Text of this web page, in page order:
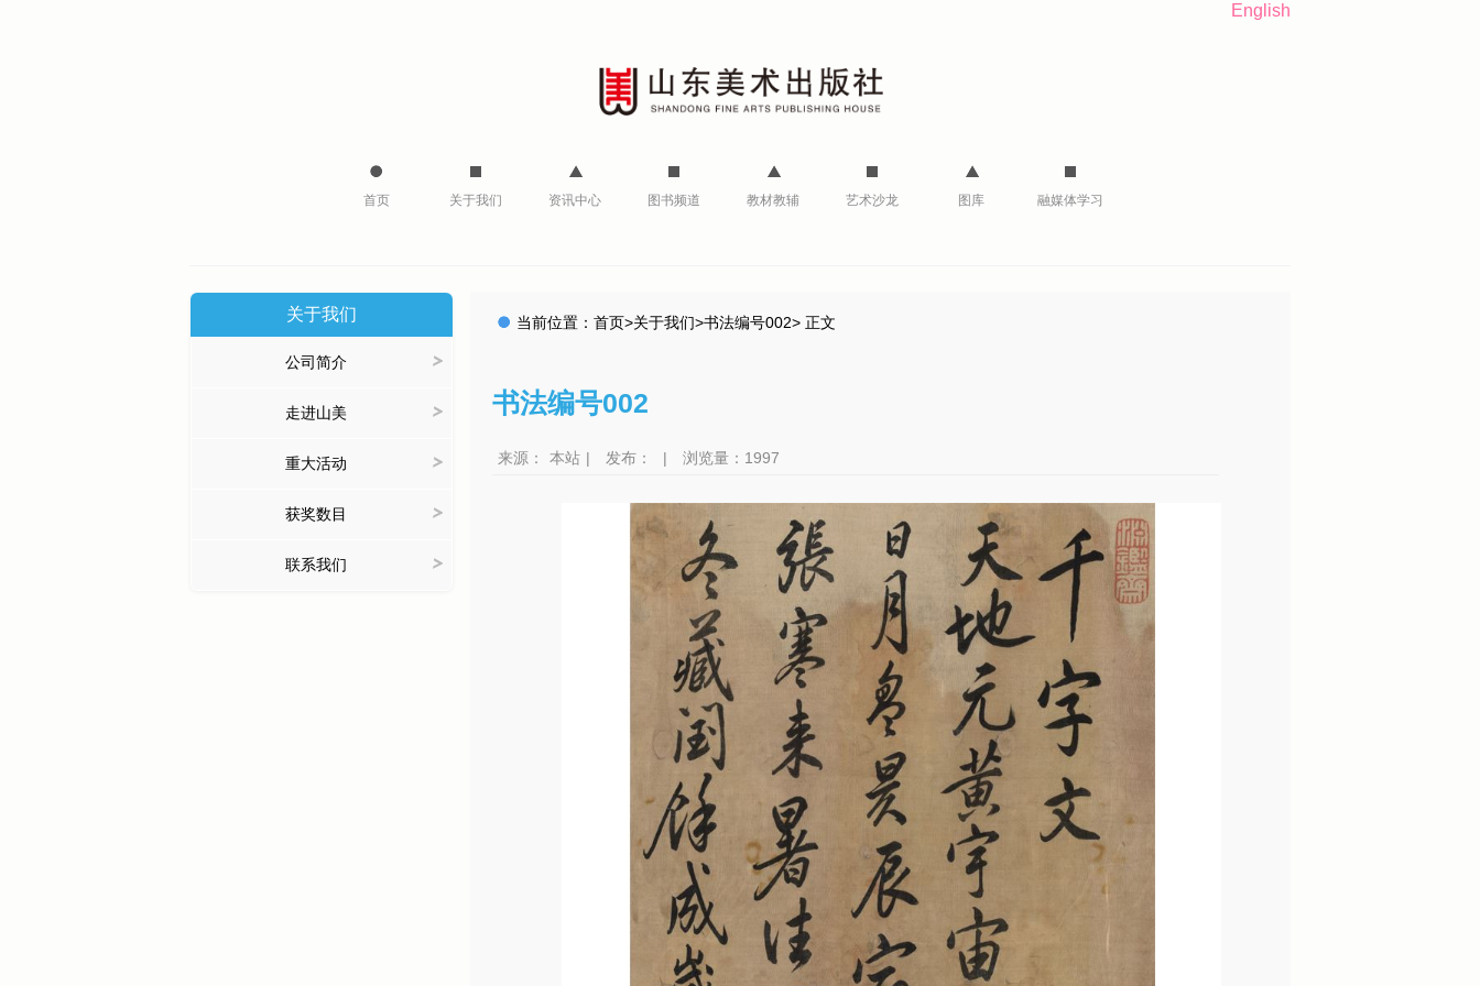
English
首页 关于我们 资讯中心 图书频道 教材教辅 艺术沙龙 图库 融媒体学习
关于我们
>
公司简介
>
走进山美
>
重大活动
>
获奖数目
>
联系我们
当前位置： 首页>关于我们>书法编号002> 正文
书法编号002
来源： 本站 | 发布： | 浏览量：1997